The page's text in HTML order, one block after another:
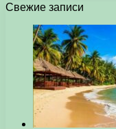
Свежие записи